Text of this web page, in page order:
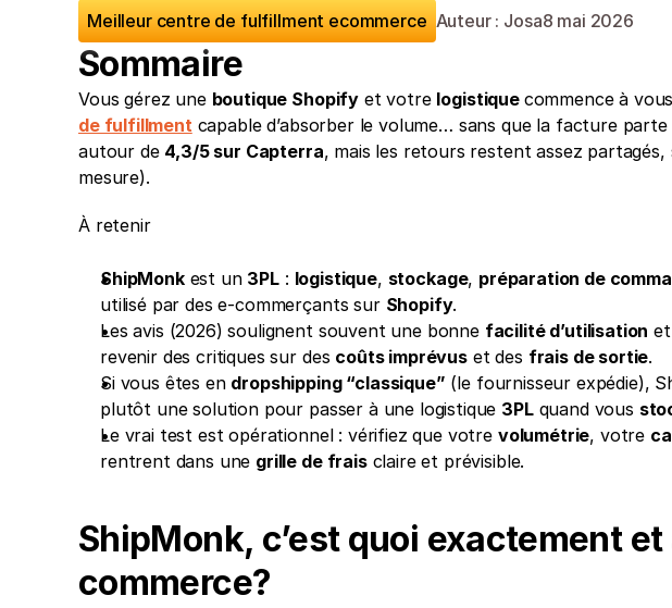
Meilleur centre de fulfillment ecommerce Auteur : Josa8 mai 2026
Sommaire
Vous gérez une boutique Shopify et votre logistique commence à
de fulfillment capable d’absorber le volume… sans que la facture parte
autour de 4,3/5 sur Capterra, mais les retours restent assez
mesure).
À retenir
ShipMonk est un 3PL : logistique, stockage, préparation de
utilisé par des e-commerçants sur Shopify.
Les avis (2026) soulignent souvent une bonne facilité d’utilisation
revenir des critiques sur des coûts imprévus et des frais de sortie.
Si vous êtes en dropshipping “classique” (le fournisseur expédie),
plutôt une solution pour passer à une logistique 3PL quand vous
Le vrai test est opérationnel : vérifiez que votre volumétrie, votre
rentrent dans une grille de frais claire et prévisible.
ShipMonk, c’est quoi exactement
commerce?